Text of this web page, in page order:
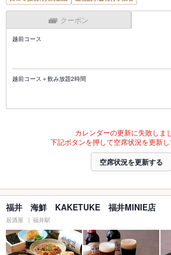
クーポン
越前コース
越前コース＋飲み放題2時間
カレンダーの更新に失敗しま
下記ボタンを押して空席状況を更新し
空席状況を更新する
福井 海鮮 KAKETUKE 福井MINIE店
居酒屋 福井駅